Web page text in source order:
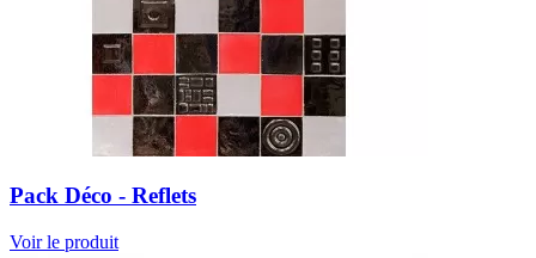
Pack Déco - Reflets
Voir le produit